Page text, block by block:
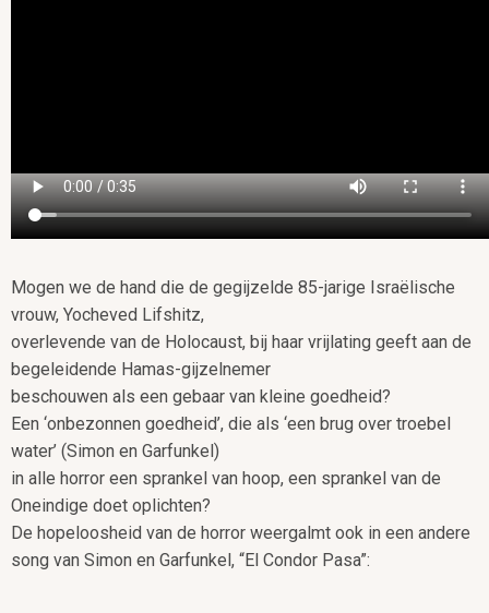
Mogen we de hand die de gegijzelde 85-jarige Israëlische
vrouw, Yocheved Lifshitz,
overlevende van de Holocaust, bij haar vrijlating geeft aan de
begeleidende Hamas-gijzelnemer
beschouwen als een gebaar van kleine goedheid?
Een ‘onbezonnen goedheid’, die als ‘een brug over troebel
water’ (Simon en Garfunkel)
in alle horror een sprankel van hoop, een sprankel van de
Oneindige doet oplichten?
De hopeloosheid van de horror weergalmt ook in een andere
song van Simon en Garfunkel, “El Condor Pasa”: